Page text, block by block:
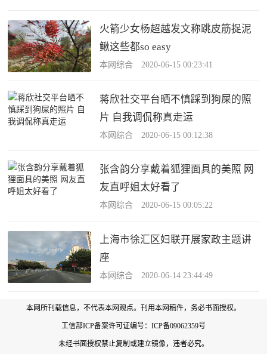
火箭少女杨超越发文称跳皮筋捉泥
鳅这些都so easy
本网综合 2020-06-15 00:23:41
蒋欣社交平台晒不慎踩到狗屎的照
片 自我调侃称真走运
本网综合 2020-06-15 00:12:38
张含韵分享戴着狐狸面具的美照 网
友直呼姐太好看了
本网综合 2020-06-15 00:05:22
上海市徐汇区妇联开展家政主题讲
座
本网综合 2020-06-14 23:44:49
本网所刊载信息，不代表本网观点。刊用本网稿件，务必书面授权。
工信部ICP备案许可证编号： ICP备09062359号
未经书面授权禁止复制或建立镜像，违者必究。